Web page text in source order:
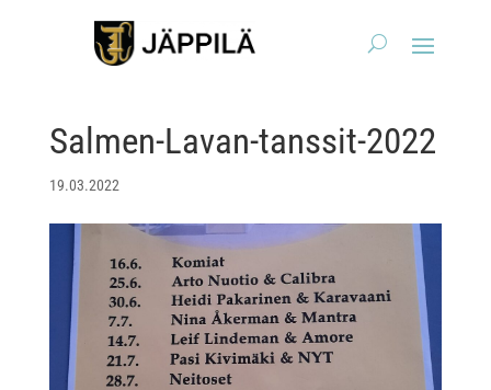
Salmen-Lavan-tanssit-2022
19.03.2022